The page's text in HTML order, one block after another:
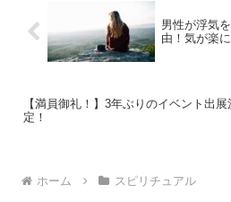
男性が浮気
由！気が楽
【満員御礼！】3年ぶりのイベント出展
定！
ホーム スピリチュアル